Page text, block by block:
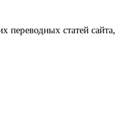
переводных статей сайта,